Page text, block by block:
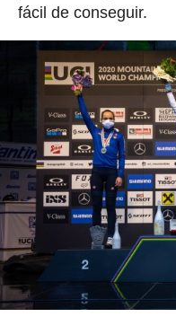
fácil de conseguir.